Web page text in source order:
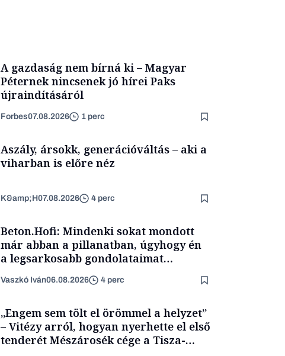
A gazdaság nem bírná ki – Magyar
Péternek nincsenek jó hírei Paks
újraindításáról
Forbes07.08.2026 1 perc
Aszály, ársokk, generációváltás – aki a
viharban is előre néz
K&amp;H07.08.2026 4 perc
Beton.Hofi: Mindenki sokat mondott
már abban a pillanatban, úgyhogy én
a legsarkosabb gondolataimat
Vaszkó Iván06.08.2026 4 perc
„Engem sem tölt el örömmel a helyzet”
– Vitézy arról, hogyan nyerhette el első
tenderét Mészárosék cége a Tisza-